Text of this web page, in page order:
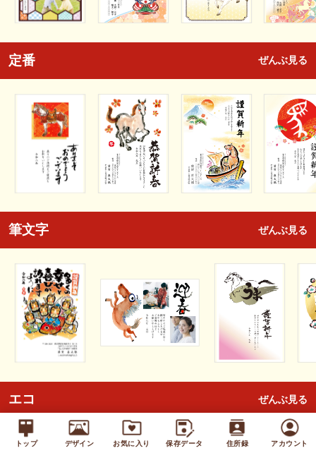
トップ デザイン お気に入り 保存データ 住所録 アカウント
定番 ぜんぶ見る
筆文字 ぜんぶ見る
エコ ぜんぶ見る